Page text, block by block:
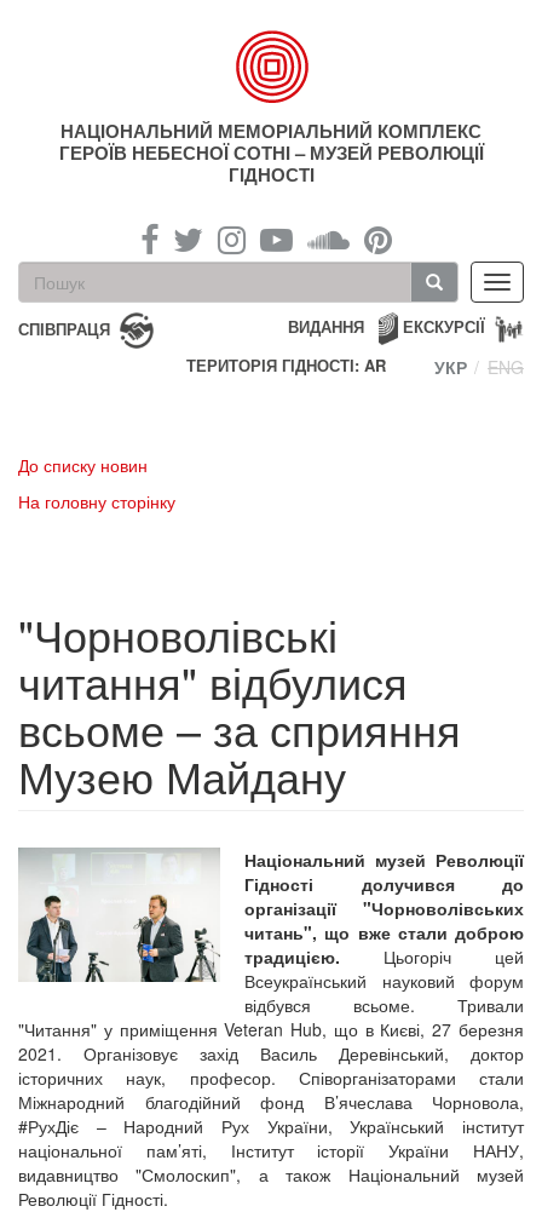
НАЦІОНАЛЬНИЙ МЕМОРІАЛЬНИЙ КОМПЛЕКС
ГЕРОЇВ НЕБЕСНОЇ СОТНІ – МУЗЕЙ РЕВОЛЮЦІЇ
ГІДНОСТІ
Пошукова
форма
Пошук
СПІВПРАЦЯ ЕКСКУРСІЇ
ВИДАННЯ
ТЕРИТОРІЯ ГІДНОСТІ: AR
УКР ENG
До списку новин
На головну сторінку
"Чорноволівські
читання" відбулися
всьоме – за сприяння
Музею Майдану
Національний музей Революції
Гідності долучився до
організації "Чорноволівських
читань", що вже стали доброю
традицією. Цьогоріч цей
Всеукраїнський науковий форум
відбувся всьоме. Тривали
"Читання" у приміщення Veteran Hub, що в Києві, 27 березня
2021. Організовує захід Василь Деревінський, доктор
історичних наук, професор. Співорганізаторами стали
Міжнародний благодійний фонд В’ячеслава Чорновола,
#РухДіє – Народний Рух України, Український інститут
національної пам’яті, Інститут історії України НАНУ,
видавництво "Смолоскип", а також Національний музей
Революції Гідності.